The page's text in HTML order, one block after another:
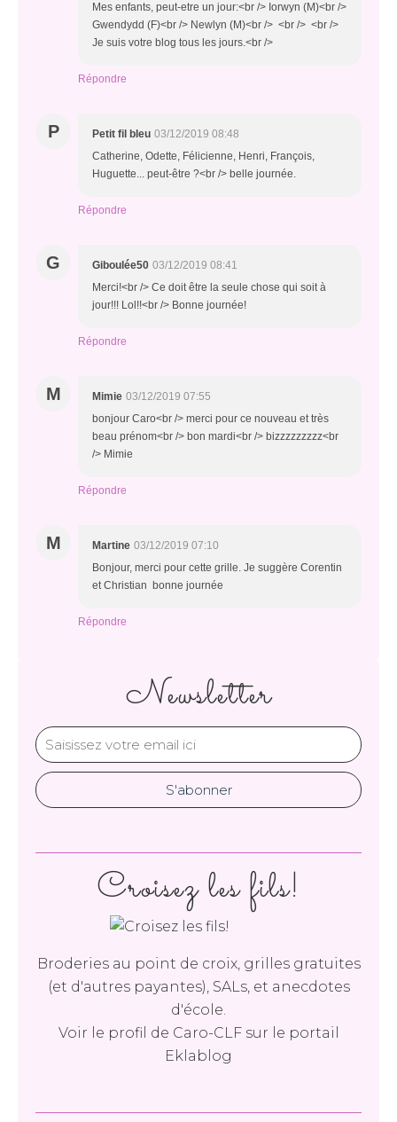
Mes enfants, peut-etre un jour:<br /> Iorwyn (M)<br />
Gwendydd (F)<br /> Newlyn (M)<br /> <br /> <br />
Je suis votre blog tous les jours.<br />
Répondre
P Petit fil bleu 03/12/2019 08:48
Catherine, Odette, Félicienne, Henri, François,
Huguette... peut-être ?<br /> belle journée.
Répondre
G Giboulée50 03/12/2019 08:41
Merci!<br /> Ce doit être la seule chose qui soit à
jour!!! Lol!!<br /> Bonne journée!
Répondre
M Mimie 03/12/2019 07:55
bonjour Caro<br /> merci pour ce nouveau et très
beau prénom<br /> bon mardi<br /> bizzzzzzzzz<br
/> Mimie
Répondre
M Martine 03/12/2019 07:10
Bonjour, merci pour cette grille. Je suggère Corentin
et Christian bonne journée
Répondre
Newsletter
Croisez les fils!
Broderies au point de croix, grilles gratuites
(et d'autres payantes), SALs, et anecdotes
d'école.
Voir le profil de Caro-CLFsur le portail
Eklablog